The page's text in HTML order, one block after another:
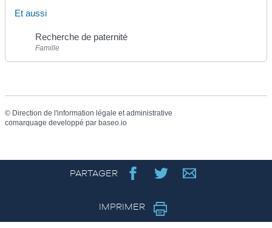
Et aussi
Recherche de paternité
Famille
© Direction de l'information légale et administrative
comarquage developpé par baseo.io
PARTAGER
IMPRIMER